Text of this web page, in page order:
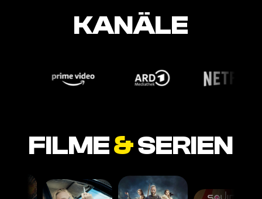
KANÄLE
FILME&SERIEN